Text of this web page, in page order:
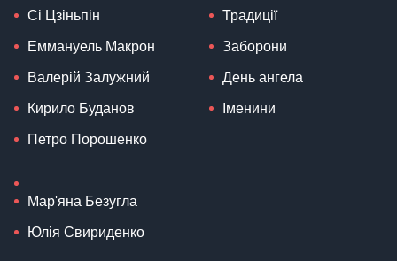
Сі Цзіньпін
Еммануель Макрон
Валерій Залужний
Кирило Буданов
Петро Порошенко
Мар'яна Безугла
Юлія Свириденко
Традиції
Заборони
День ангела
Іменини